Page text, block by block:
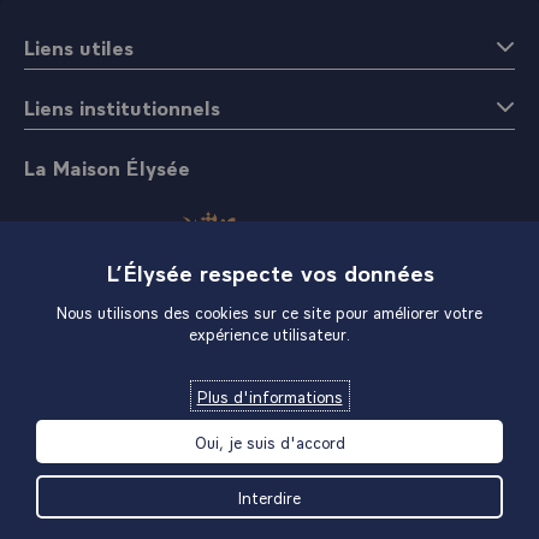
Liens utiles
Liens institutionnels
La Maison Élysée
L’Élysée respecte vos données
Nous utilisons des cookies sur ce site pour améliorer votre
expérience utilisateur.
Plus d'informations
Oui, je suis d'accord
Interdire